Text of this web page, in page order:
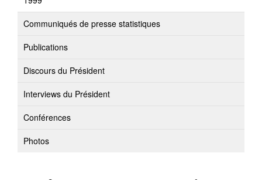
Communiqués de presse statistiques
Publications
Discours du Président
Interviews du Président
Conférences
Photos